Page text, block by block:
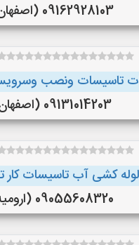
09162928103 (اصفهان)
تاسیسات ونصب
09131014203 (اصفهان)
کشی آب تاسیسات کار
09055608320 (ارومیه)